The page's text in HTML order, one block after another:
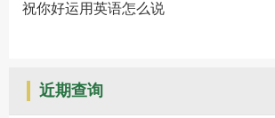
祝你好运用英语怎么说
近期查询